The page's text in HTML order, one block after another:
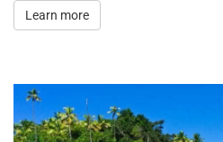
Learn more